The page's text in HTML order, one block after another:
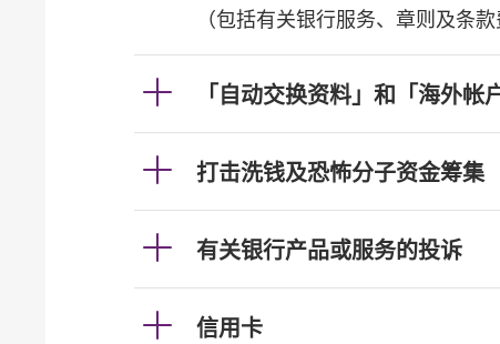
（包括有关银行服务、章则及条
「自动交换资料」和「海外帐
打击洗钱及恐怖分子资金筹集
有关银行产品或服务的投诉
信用卡